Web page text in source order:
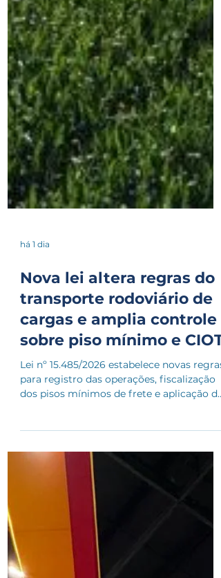
há 1 dia
Nova lei altera regras do
transporte rodoviário de
cargas e amplia controle
sobre piso mínimo e CIOT
Lei nº 15.485/2026 estabelece novas regras
publicada no Diário Oficial da União a Lei
nº 15.485, de 5 de agosto de 2026, que
promove uma ampla atualização das
regras aplicáveis ao transporte rodoviário
remunerado de cargas no Brasil. A norma
é resultado da conversão da Medida
Provisória nº 1.343/2026 e modifica
dispositivos relacionados ao Código Identi